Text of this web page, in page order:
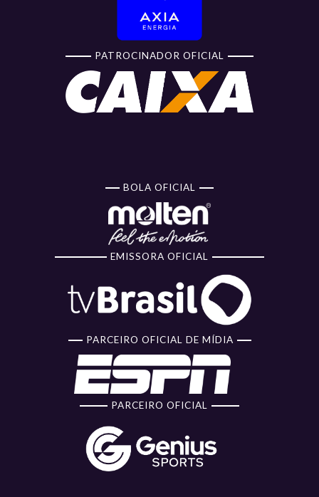
PATROCINADOR OFICIAL
BOLA OFICIAL
EMISSORA OFICIAL
PARCEIRO OFICIAL DE MÍDIA
PARCEIRO OFICIAL